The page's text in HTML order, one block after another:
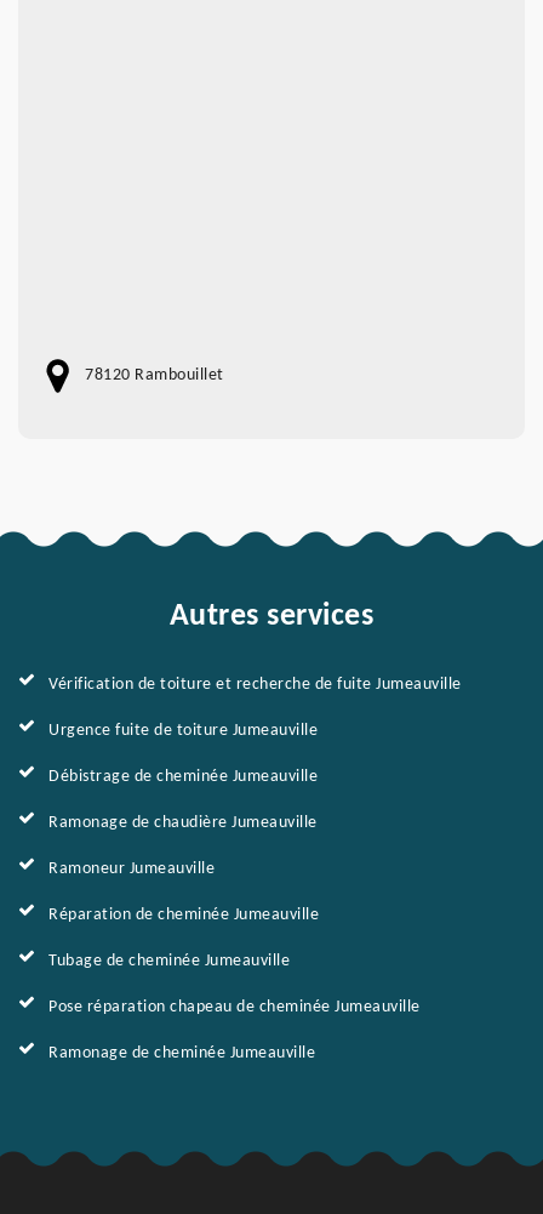
78120 Rambouillet
Autres services
Vérification de toiture et recherche de fuite Jumeauville
Urgence fuite de toiture Jumeauville
Débistrage de cheminée Jumeauville
Ramonage de chaudière Jumeauville
Ramoneur Jumeauville
Réparation de cheminée Jumeauville
Tubage de cheminée Jumeauville
Pose réparation chapeau de cheminée Jumeauville
Ramonage de cheminée Jumeauville